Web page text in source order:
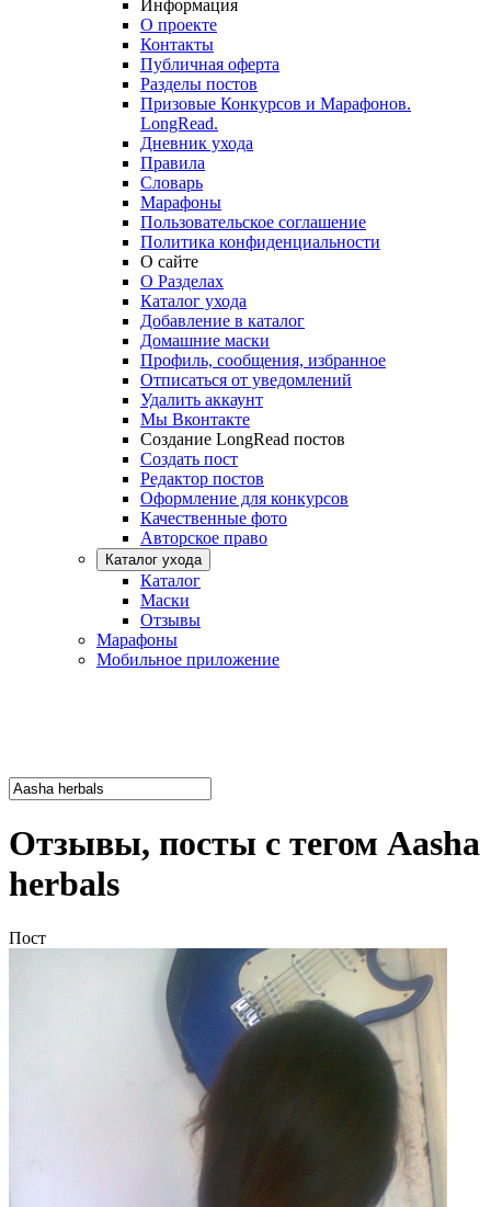
Информация
О проекте
Контакты
Публичная оферта
Разделы постов
Призовые Конкурсов и Марафонов.
LongRead.
Дневник ухода
Правила
Словарь
Марафоны
Пользовательское соглашение
Политика конфиденциальности
О сайте
О Разделах
Каталог ухода
Добавление в каталог
Домашние маски
Профиль, сообщения, избранное
Отписаться от уведомлений
Удалить аккаунт
Мы Вконтакте
Создание LongRead постов
Создать пост
Редактор постов
Оформление для конкурсов
Качественные фото
Авторское право
Каталог ухода
Каталог
Маски
Отзывы
Марафоны
Мобильное приложение
Отзывы, посты с тегом Aasha
herbals
Пост